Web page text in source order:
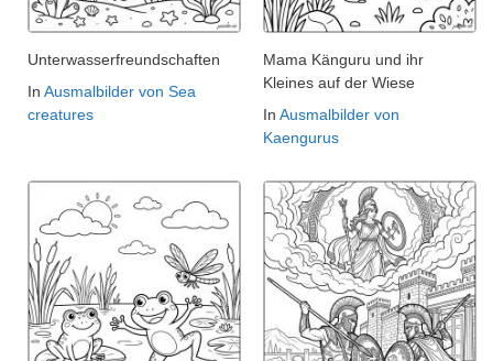
Unterwasserfreundschaften
In Ausmalbilder von Sea
creatures
Mama Känguru und ihr
Kleines auf der Wiese
In Ausmalbilder von
Kaengurus